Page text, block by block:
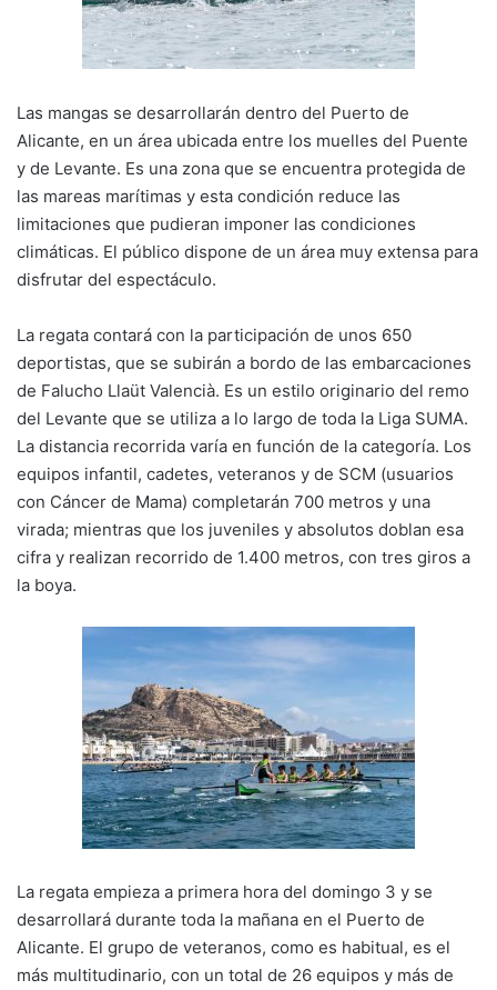
Las mangas se desarrollarán dentro del Puerto de
Alicante, en un área ubicada entre los muelles del Puente
y de Levante. Es una zona que se encuentra protegida de
las mareas marítimas y esta condición reduce las
limitaciones que pudieran imponer las condiciones
climáticas. El público dispone de un área muy extensa para
disfrutar del espectáculo.
La regata contará con la participación de unos 650
deportistas, que se subirán a bordo de las embarcaciones
de Falucho Llaüt Valencià. Es un estilo originario del remo
del Levante que se utiliza a lo largo de toda la Liga SUMA.
La distancia recorrida varía en función de la categoría. Los
equipos infantil, cadetes, veteranos y de SCM (usuarios
con Cáncer de Mama) completarán 700 metros y una
virada; mientras que los juveniles y absolutos doblan esa
cifra y realizan recorrido de 1.400 metros, con tres giros a
la boya.
La regata empieza a primera hora del domingo 3 y se
desarrollará durante toda la mañana en el Puerto de
Alicante. El grupo de veteranos, como es habitual, es el
más multitudinario, con un total de 26 equipos y más de